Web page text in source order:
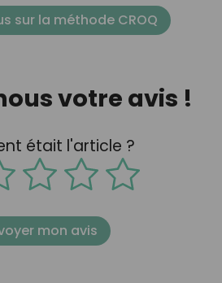
sur la méthode CROQ
votre avis !
était l'article ?
mon avis